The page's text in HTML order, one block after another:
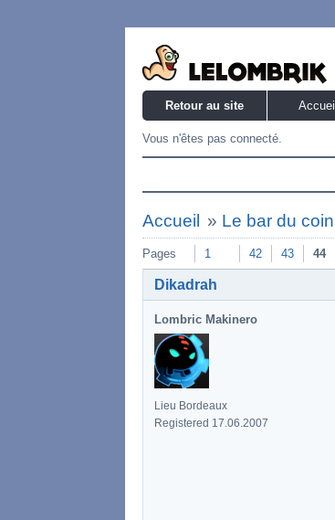
Retour au site Accueil
Vous n'êtes pas connecté.
Accueil » Le bar du coin
Pages 1 42 43 44
Dikadrah
Lombric Makinero
Lieu Bordeaux
Registered 17.06.2007